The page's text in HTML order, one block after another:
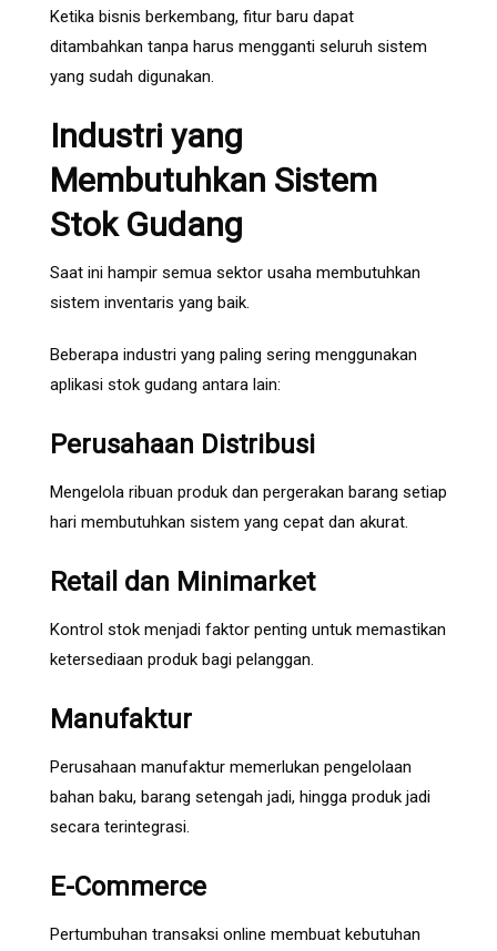
Ketika bisnis berkembang, fitur baru dapat
ditambahkan tanpa harus mengganti seluruh sistem
yang sudah digunakan.
Industri yang
Membutuhkan Sistem
Stok Gudang
Saat ini hampir semua sektor usaha membutuhkan
sistem inventaris yang baik.
Beberapa industri yang paling sering menggunakan
aplikasi stok gudang antara lain:
Perusahaan Distribusi
Mengelola ribuan produk dan pergerakan barang setiap
hari membutuhkan sistem yang cepat dan akurat.
Retail dan Minimarket
Kontrol stok menjadi faktor penting untuk memastikan
ketersediaan produk bagi pelanggan.
Manufaktur
Perusahaan manufaktur memerlukan pengelolaan
bahan baku, barang setengah jadi, hingga produk jadi
secara terintegrasi.
E-Commerce
Pertumbuhan transaksi online membuat kebutuhan